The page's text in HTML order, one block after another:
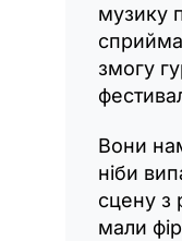
музику
змогу
Вони
ніби
сцену з
мали